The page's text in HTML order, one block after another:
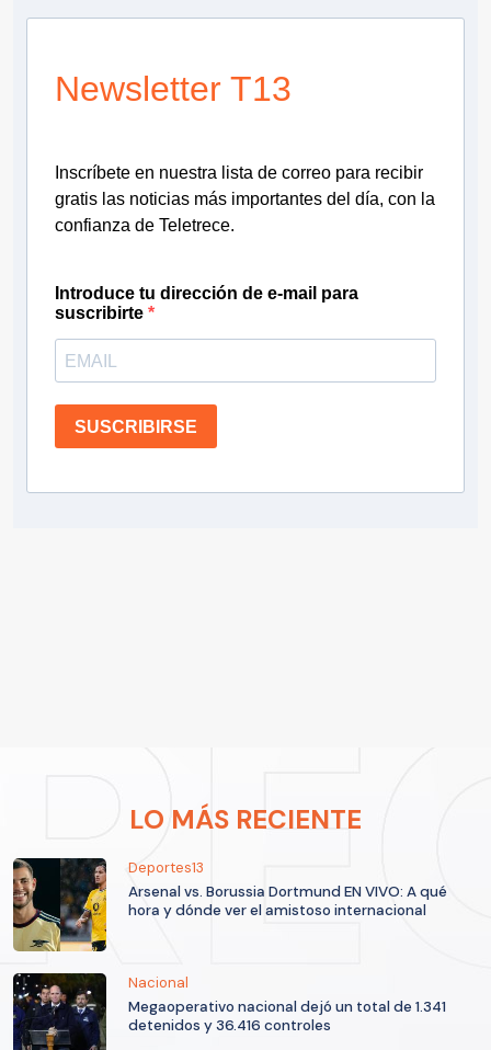
Newsletter T13
Inscríbete en nuestra lista de correo para recibir
gratis las noticias más importantes del día, con la
confianza de Teletrece.
Introduce tu dirección de e-mail para
suscribirte
SUSCRIBIRSE
LO MÁS RECIENTE
Deportes13
Arsenal vs. Borussia Dortmund EN VIVO: A qué
hora y dónde ver el amistoso internacional
Nacional
Megaoperativo nacional dejó un total de 1.341
detenidos y 36.416 controles